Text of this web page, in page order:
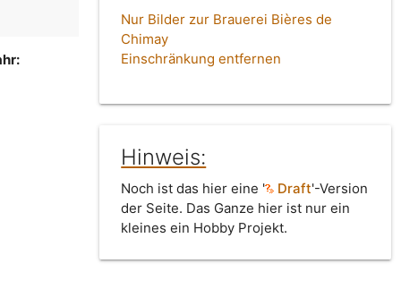
Nur Bilder zur Brauerei Bières de
Chimay
Einschränkung entfernen
Hinweis:
Noch ist das hier eine ' Draft'-Version
der Seite. Das Ganze hier ist nur ein
kleines ein Hobby Projekt.